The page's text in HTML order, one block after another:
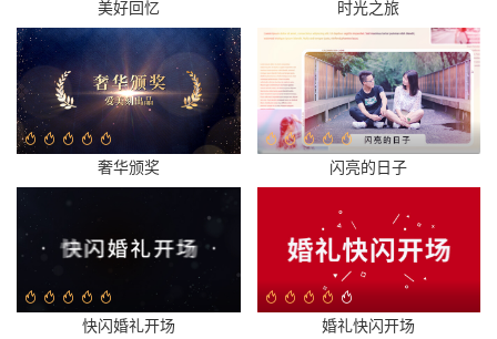
美好回忆 时光之旅
奢华颁奖 闪亮的日子
快闪婚礼开场 婚礼快闪开场